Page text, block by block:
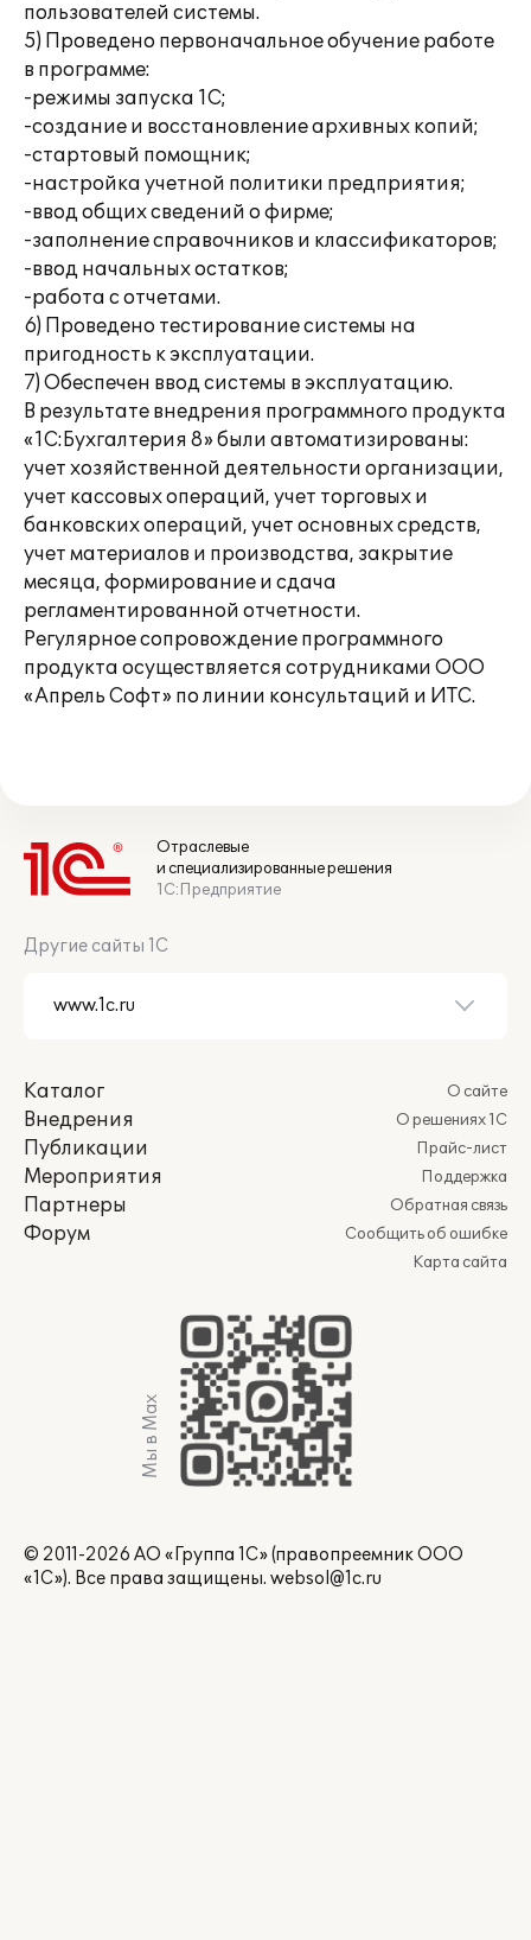
пользователей системы.
5) Проведено первоначальное обучение работе
в программе:
-режимы запуска 1С;
-создание и восстановление архивных копий;
-стартовый помощник;
-настройка учетной политики предприятия;
-ввод общих сведений о фирме;
-заполнение справочников и классификаторов;
-ввод начальных остатков;
-работа с отчетами.
6) Проведено тестирование системы на
пригодность к эксплуатации.
7) Обеспечен ввод системы в эксплуатацию.
В результате внедрения программного продукта
«1С:Бухгалтерия 8» были автоматизированы:
учет хозяйственной деятельности организации,
учет кассовых операций, учет торговых и
банковских операций, учет основных средств,
учет материалов и производства, закрытие
месяца, формирование и сдача
регламентированной отчетности.
Регулярное сопровождение программного
продукта осуществляется сотрудниками ООО
«Апрель Софт» по линии консультаций и ИТС.
Отраслевые
и специализированные решения
1С:Предприятие
Другие сайты 1С
Каталог
Внедрения
Публикации
Мероприятия
Партнеры
Форум
О сайте
О решениях 1С
Прайс-лист
Поддержка
Обратная связь
Сообщить об ошибке
Карта сайта
Мы в Max
© 2011-2026 АО «Группа 1С» (правопреемник ООО
«1С»). Все права защищены. websol@1c.ru